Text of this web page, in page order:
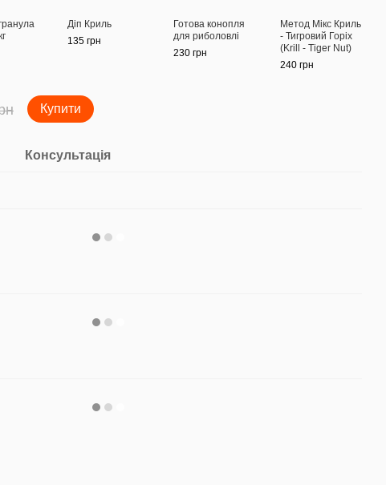
Діп Криль
135 грн
Готова конопля
для риболовлі
230 грн
Метод Мікс Криль
- Тигровий Горіх
(Krill - Tiger Nut)
240 грн
Купити
Консультація